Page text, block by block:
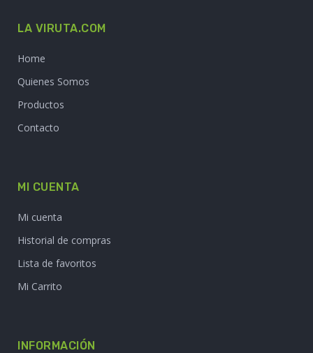
LA VIRUTA.COM
Home
Quienes Somos
Productos
Contacto
MI CUENTA
Mi cuenta
Historial de compras
Lista de favoritos
Mi Carrito
INFORMACIÓN